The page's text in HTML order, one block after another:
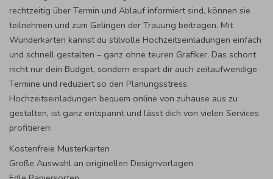
rechtzeitig über Termin und Ablauf informiert sind, können sie
teilnehmen und zum Gelingen der Trauung beitragen. Mit
Wunderkarten kannst du stilvolle Hochzeitseinladungen einfach
und schnell gestalten – ganz ohne teuren Grafiker. Das schont
nicht nur dein Budget, sondern erspart dir auch zeitaufwendige
Termine und reduziert so den Planungsstress.
Hochzeitseinladungen bequem online von zuhause aus zu
gestalten, ist ganz entspannt und lässt dich von vielen Services
profitieren:
Kostenfreie Musterkarten
Große Auswahl an originellen Designvorlagen